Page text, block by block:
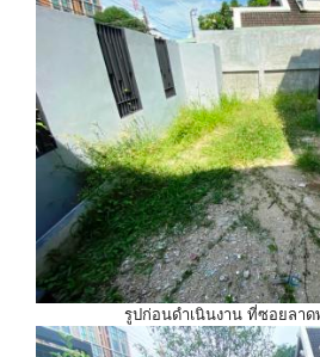
รูปก่อนดำเนินงาน ที่ซอยลาด